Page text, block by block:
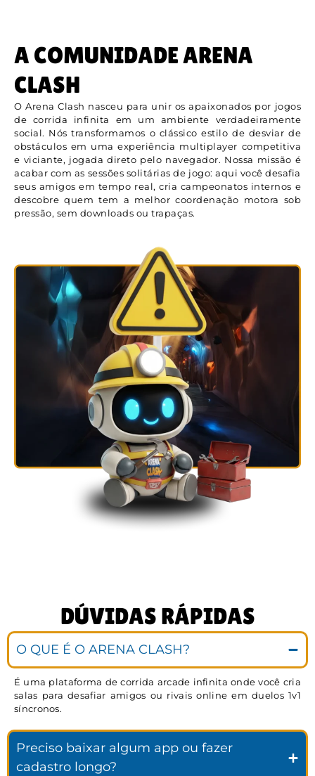
A COMUNIDADE ARENA
CLASH
O Arena Clash nasceu para unir os apaixonados por jogos
de corrida infinita em um ambiente verdadeiramente
social. Nós transformamos o clássico estilo de desviar de
obstáculos em uma experiência multiplayer competitiva
e viciante, jogada direto pelo navegador. Nossa missão é
acabar com as sessões solitárias de jogo: aqui você desafia
seus amigos em tempo real, cria campeonatos internos e
descobre quem tem a melhor coordenação motora sob
pressão, sem downloads ou trapaças.
DÚVIDAS RÁPIDAS
O QUE É O ARENA CLASH?
É uma plataforma de corrida arcade infinita onde você cria
salas para desafiar amigos ou rivais online em duelos 1v1
síncronos.
Preciso baixar algum app ou fazer
cadastro longo?